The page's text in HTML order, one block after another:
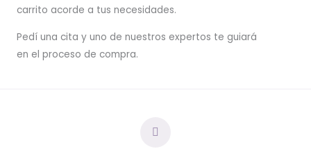
carrito acorde a tus necesidades.
Pedí una cita y uno de nuestros expertos te guiará
en el proceso de compra.